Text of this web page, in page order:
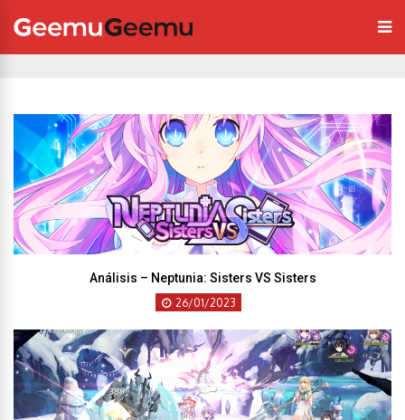
Análisis – Neptunia: Sisters VS Sisters
26/01/2023